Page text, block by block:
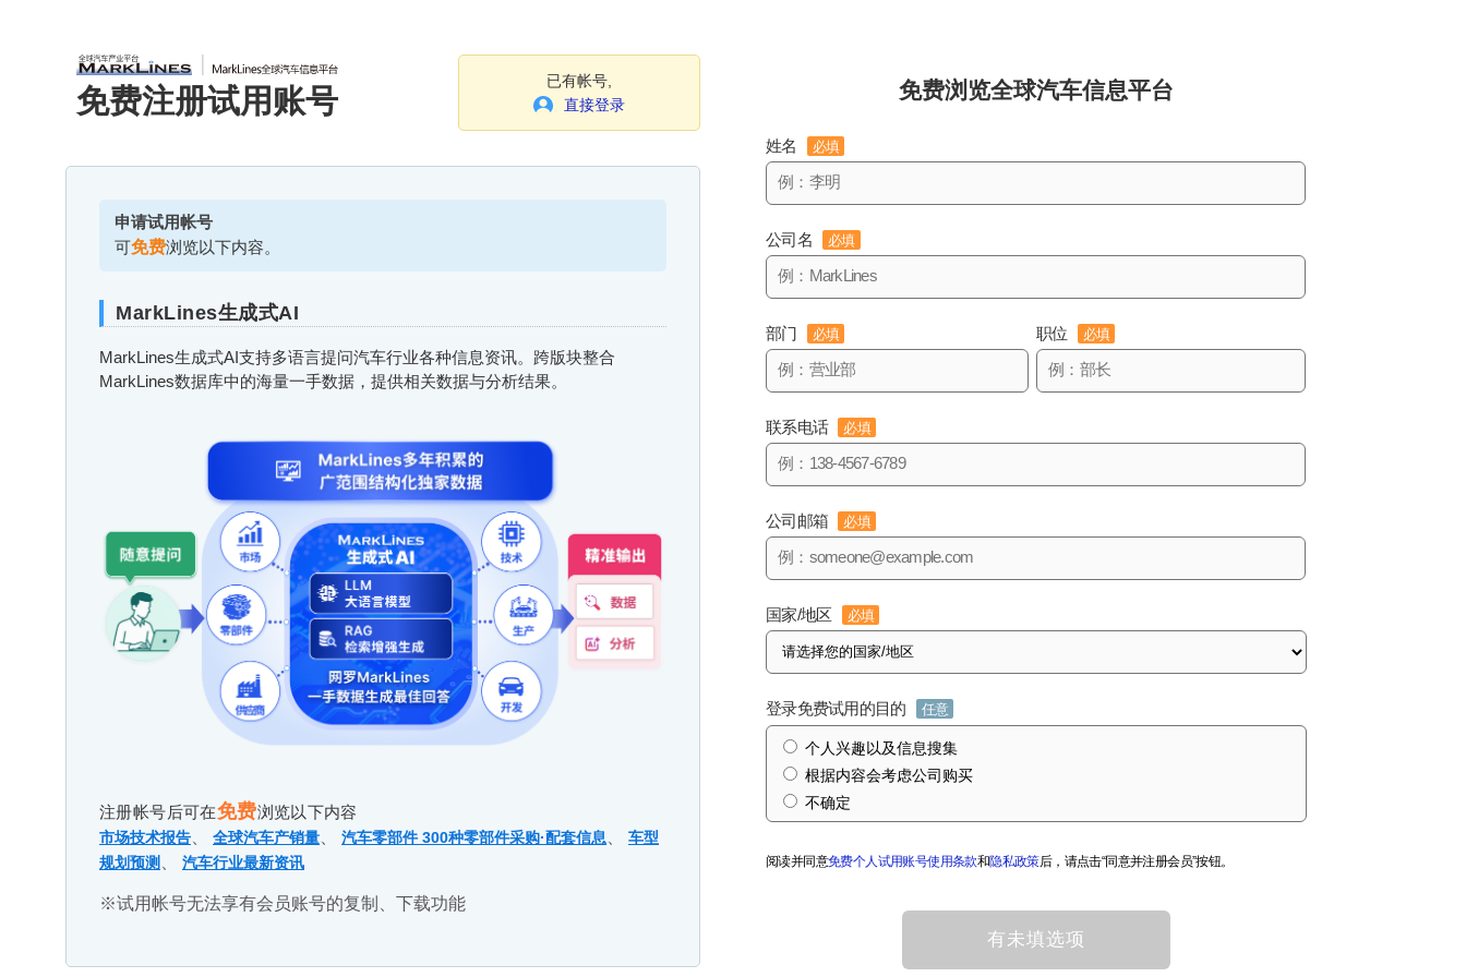
免费注册试用账号
已有帐号,
直接登录
申请试用帐号
可免费浏览以下内容。
MarkLines生成式AI
MarkLines生成式AI支持多语言提问汽车行业各种信息资讯。跨版块整合
MarkLines数据库中的海量一手数据，提供相关数据与分析结果。
注册帐号后可在免费浏览以下内容
市场技术报告 全球汽车产销量 汽车零部件 300种零部件采购·配套信息
车型
规划预测
汽车行业最新资讯
※试用帐号无法享有会员账号的复制、下载功能
免费浏览全球汽车信息平台
姓名 必填
公司名 必填
部门 必填 职位 必填
联系电话 必填
公司邮箱 必填
国家/地区 必填
登录免费试用的目的 任意
个人兴趣以及信息搜集
根据内容会考虑公司购买
不确定
阅读并同意免费个人试用账号使用条款和隐私政策后，请点击“同意并注册会员”按钮。